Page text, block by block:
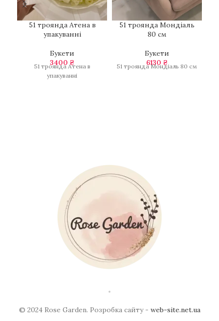
51 троянда Атена в
упакуванні
Букети
3400₴
51 троянда Атена в
упакуванні
51 троянда Мондіаль
80 см
Букети
6130 ₴
51 троянда Мондіаль 80 см
© 2024 Rose Garden. Розробка сайту - web-site.net.ua